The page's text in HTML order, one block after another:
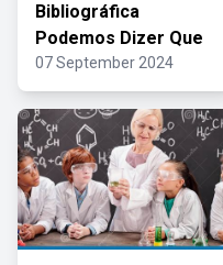
Bibliográfica
Podemos Dizer Que
07 September 2024